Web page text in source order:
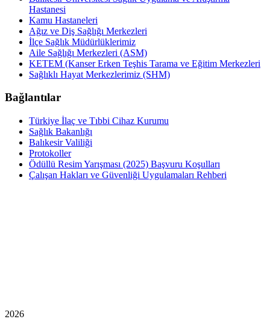
Hastanesi
Kamu Hastaneleri
Ağız ve Diş Sağlığı Merkezleri
İlçe Sağlık Müdürlüklerimiz
Aile Sağlığı Merkezleri (ASM)
KETEM (Kanser Erken Teşhis Tarama ve Eğitim Merkezleri
Sağlıklı Hayat Merkezlerimiz (SHM)
Bağlantılar
Türkiye İlaç ve Tıbbi Cihaz Kurumu
Sağlık Bakanlığı
Balıkesir Valiliği
Protokoller
Ödüllü Resim Yarışması (2025) Başvuru Koşulları
Çalışan Hakları ve Güvenliği Uygulamaları Rehberi
2026